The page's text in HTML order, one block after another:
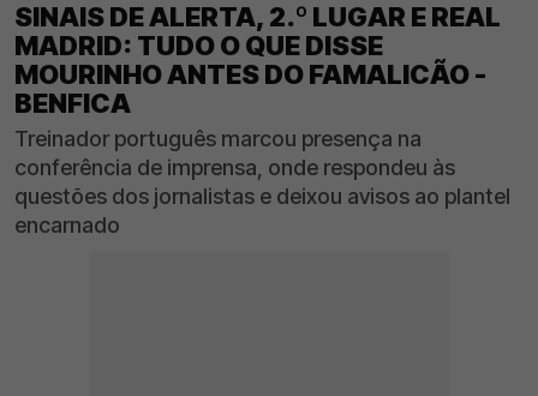
SINAIS DE ALERTA, 2.º LUGAR E REAL
MADRID: TUDO O QUE DISSE
MOURINHO ANTES DO FAMALICÃO -
BENFICA
Treinador português marcou presença na
conferência de imprensa, onde respondeu às
questões dos jornalistas e deixou avisos ao plantel
encarnado